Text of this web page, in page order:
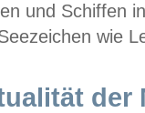
und Schiffen
wie
der